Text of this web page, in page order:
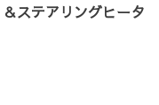
ステアリングヒータ